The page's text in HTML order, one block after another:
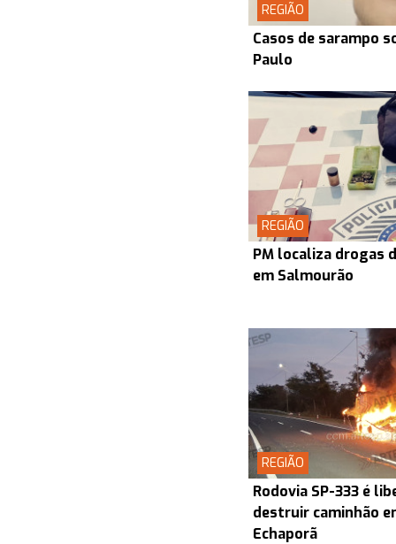
REGIÃO
Casos de sarampo
Paulo
REGIÃO
PM localiza drogas
em Salmourão
REGIÃO
Rodovia SP-333 é
destruir caminhão
Echaporã